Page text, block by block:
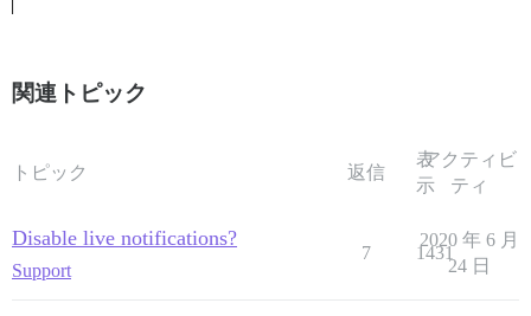
関連トピック
トピック 返信
表
示
アクティビ
ティ
Disable live notifications?
Support
7 1431
2020 年 6 月
24 日